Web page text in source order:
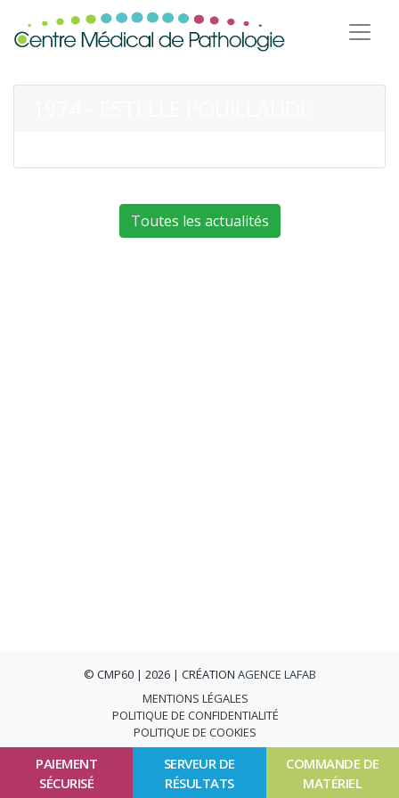
PAIEMENT
SÉCURISÉ
SERVEUR DE
RÉSULTATS
COMMANDE DE
MATÉRIEL
Toutes les actualités
© CMP60 | 2026 | CRÉATION AGENCE LAFAB
MENTIONS LÉGALES
POLITIQUE DE CONFIDENTIALITÉ
POLITIQUE DE COOKIES